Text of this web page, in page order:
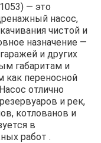
— это
насос,
чистой и
назначение —
и других
габаритам и
как переносной
отлично
и рек,
котлованов и
в
работ .